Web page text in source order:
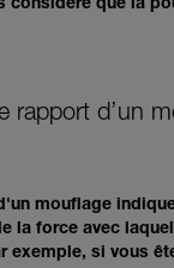
considéré que la
rapport d’un
mouflage
la force avec
exemple, si vous